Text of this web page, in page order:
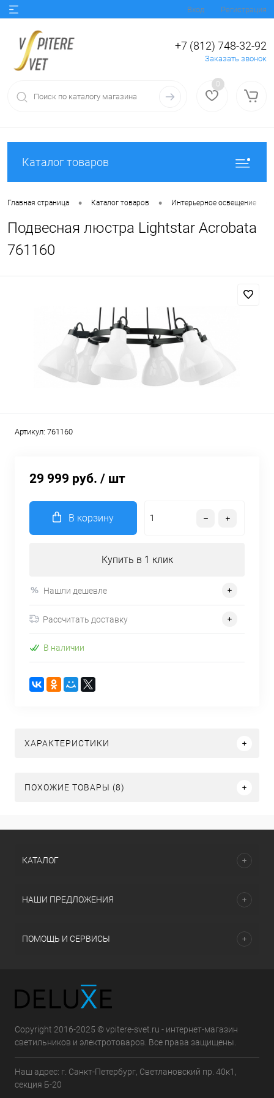
Вход Регистрация
+7 (812) 748-32-92
Заказать звонок
0
Каталог товаров
Главная страница • Каталог товаров • Интерьерное освещение
Подвесная люстра Lightstar Acrobata
761160
Артикул: 761160
29 999 руб. / шт
В корзину
Купить в 1 клик
Нашли дешевле
Рассчитать доставку
В наличии
ХАРАКТЕРИСТИКИ
ПОХОЖИЕ ТОВАРЫ (8)
КАТАЛОГ
НАШИ ПРЕДЛОЖЕНИЯ
ПОМОЩЬ И СЕРВИСЫ
Copyright 2016-2025 © vpitere-svet.ru - интернет-магазин
светильников и электротоваров. Все права защищены.
Наш адрес: г. Санкт-Петербург, Светлановский пр. 40к1,
секция Б-20